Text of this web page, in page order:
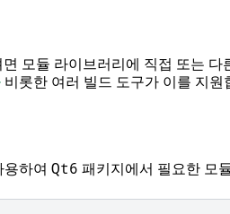
모듈 라이브러리에 직접 또는
비롯한 여러 빌드 도구가 이를 지원
하여 Qt6 패키지에서 필요한 모